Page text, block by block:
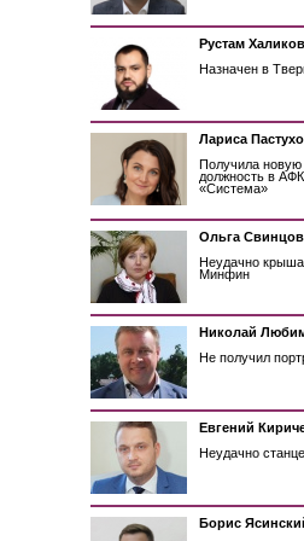
Рустам Халиков
Назначен в
Лариса
Получила новую
должность в АФК
«Система»
Ольга
Неудачно
Минфин
Николай
Не получил
Евгений
Неудачно
Борис